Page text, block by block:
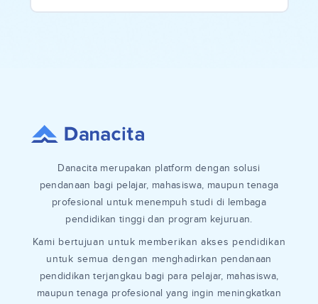
Danacita merupakan platform dengan solusi
pendanaan bagi pelajar, mahasiswa, maupun tenaga
profesional untuk menempuh studi di lembaga
pendidikan tinggi dan program kejuruan.
Kami bertujuan untuk memberikan akses pendidikan
untuk semua dengan menghadirkan pendanaan
pendidikan terjangkau bagi para pelajar, mahasiswa,
maupun tenaga profesional yang ingin meningkatkan